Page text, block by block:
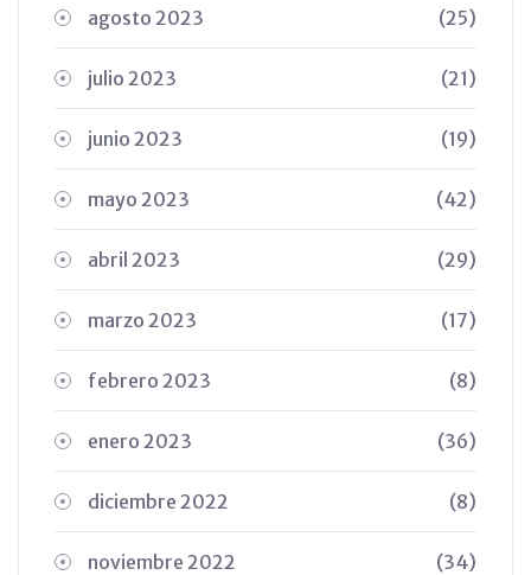
agosto 2023 (25)
julio 2023 (21)
junio 2023 (19)
mayo 2023 (42)
abril 2023 (29)
marzo 2023 (17)
febrero 2023 (8)
enero 2023 (36)
diciembre 2022 (8)
noviembre 2022 (34)